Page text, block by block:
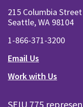
215 Columbia Street
Seattle, WA 98104
1-866-371-3200
Email Us
Work with Us
SEIU 775